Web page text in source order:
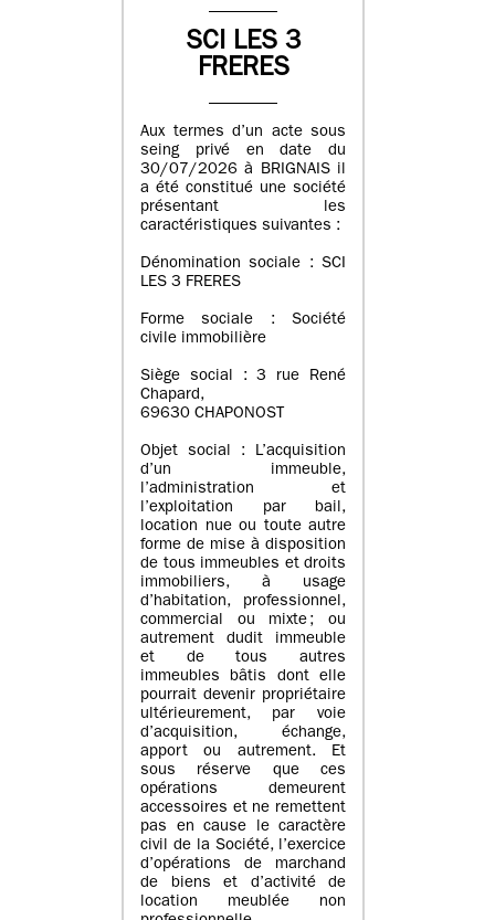
SCI LES 3
FRERES
Aux termes d’un acte sous
seing privé en date du
30/07/2026 à BRIGNAIS il
a été constitué une société
présentant les
caractéristiques suivantes :
Dénomination sociale : SCI
LES 3 FRERES
Forme sociale : Société
civile immobilière
Siège social : 3 rue René
Chapard,
69630 CHAPONOST
Objet social : L’acquisition
d’un immeuble,
l’administration et
l’exploitation par bail,
location nue ou toute autre
forme de mise à disposition
de tous immeubles et droits
immobiliers, à usage
d’habitation, professionnel,
commercial ou mixte ; ou
autrement dudit immeuble
et de tous autres
immeubles bâtis dont elle
pourrait devenir propriétaire
ultérieurement, par voie
d’acquisition, échange,
apport ou autrement. Et
sous réserve que ces
opérations demeurent
accessoires et ne remettent
pas en cause le caractère
civil de la Société, l’exercice
d’opérations de marchand
de biens et d’activité de
location meublée non